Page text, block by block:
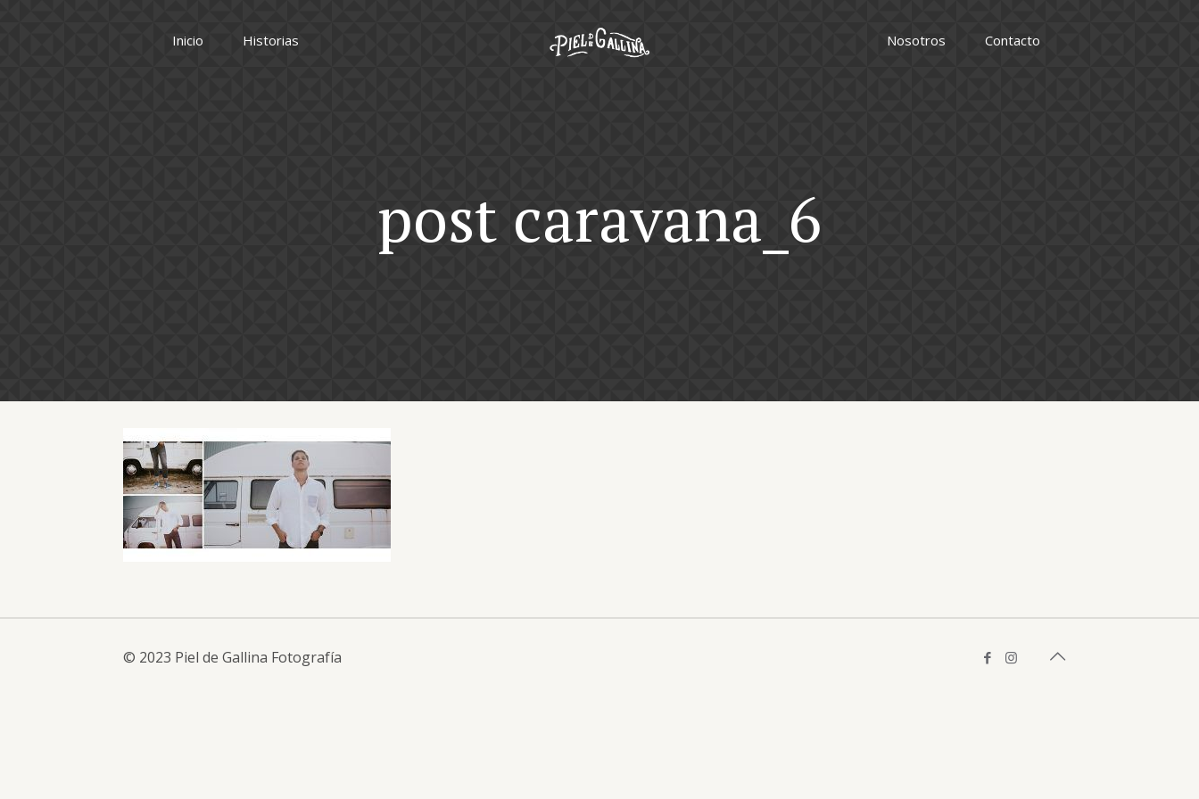
Inicio Historias Nosotros Contacto
post caravana_6
© 2023 Piel de Gallina Fotografía